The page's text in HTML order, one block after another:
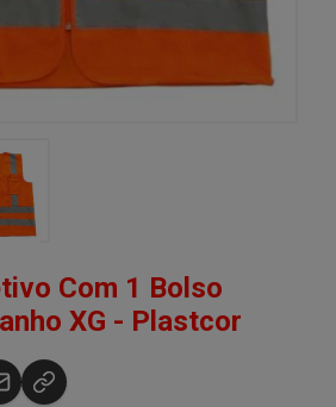
Com 1 Bolso
XG - Plastcor